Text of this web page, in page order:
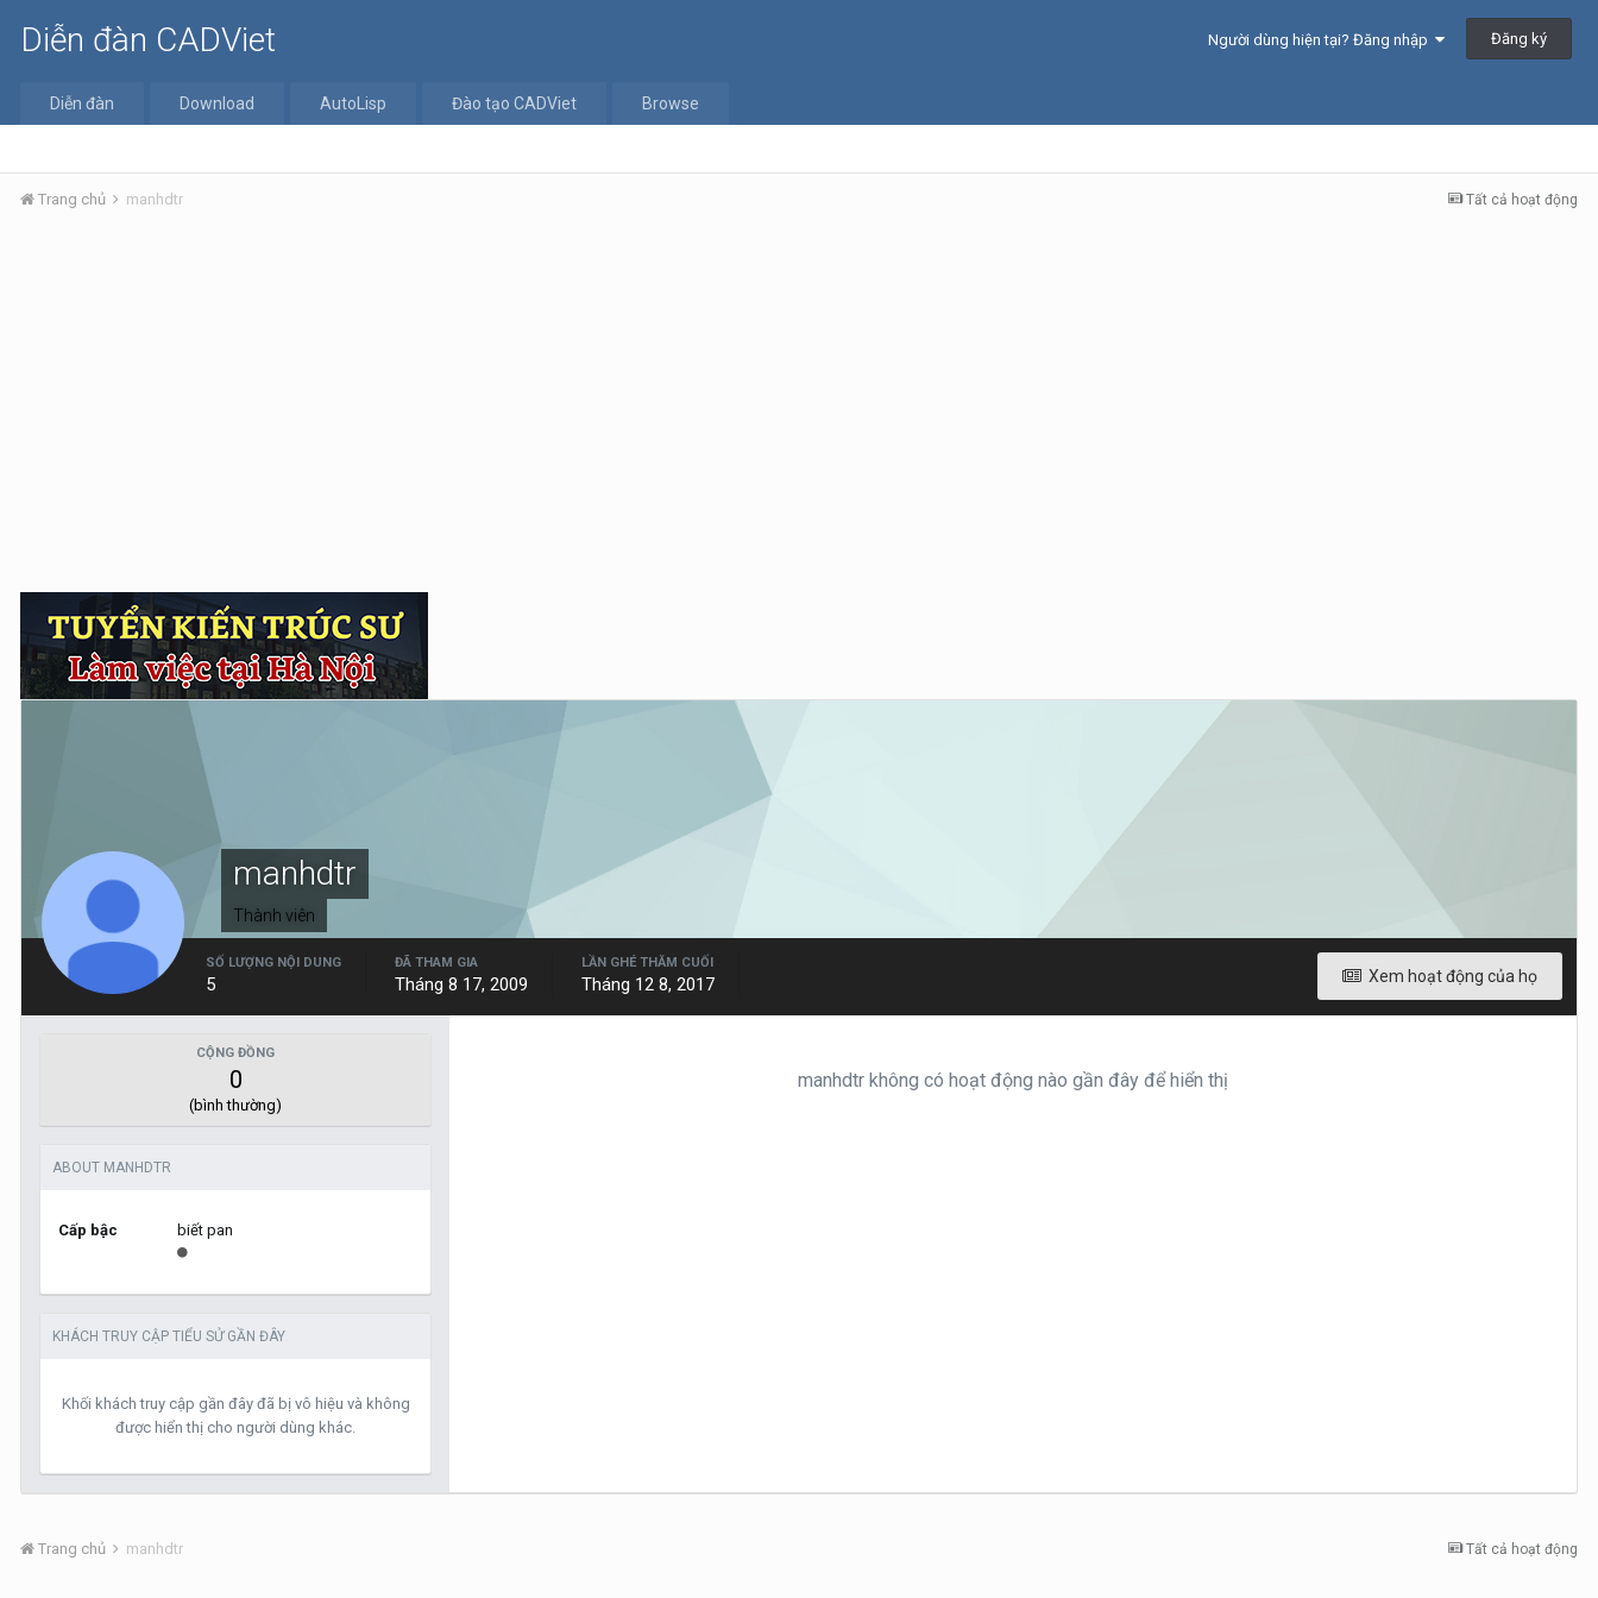
Diễn đàn CADViet Người dùng hiện tại? Đăng nhập Đăng ký
Diễn đàn Download AutoLisp Đào tạo CADViet Browse
Tất cả hoạt động
Trang chủ manhdtr
manhdtr
Thành viên
Xem hoạt động của họ
SỐ LƯỢNG NỘI DUNG
5
ĐÃ THAM GIA
Tháng 8 17, 2009
LẦN GHÉ THĂM CUỐI
Tháng 12 8, 2017
CỘNG ĐỒNG
0
(bình thường)
ABOUT MANHDTR
Cấp bậc biết pan
KHÁCH TRUY CẬP TIỂU SỬ GẦN ĐÂY
Khối khách truy cập gần đây đã bị vô hiệu và không
được hiển thị cho người dùng khác.
manhdtr không có hoạt động nào gần đây để hiển thị
Tất cả hoạt động
Trang chủ manhdtr